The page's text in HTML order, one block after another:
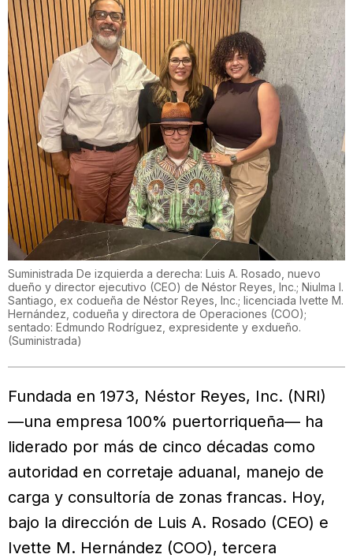
Suministrada De izquierda a derecha: Luis A. Rosado, nuevo
dueño y director ejecutivo (CEO) de Néstor Reyes, Inc.; Niulma I.
Santiago, ex codueña de Néstor Reyes, Inc.; licenciada Ivette M.
Hernández, codueña y directora de Operaciones (COO);
sentado: Edmundo Rodríguez, expresidente y exdueño.
(Suministrada)
Fundada en 1973, Néstor Reyes, Inc. (NRI)
—una empresa 100% puertorriqueña— ha
liderado por más de cinco décadas como
autoridad en corretaje aduanal, manejo de
carga y consultoría de zonas francas. Hoy,
bajo la dirección de Luis A. Rosado (CEO) e
Ivette M. Hernández (COO), tercera